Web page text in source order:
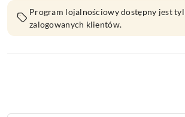
Program lojalnościowy dostępny jest
zalogowanych klientów.